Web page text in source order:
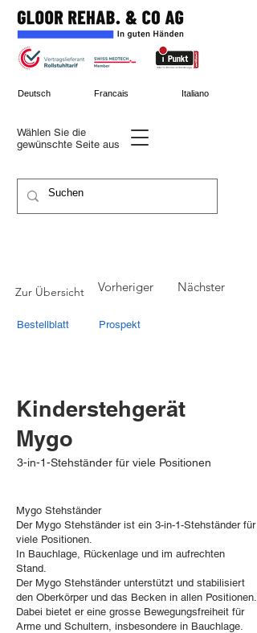
Wählen Sie die
gewünschte Seite aus
Deutsch Francais Italiano
Zur Übersicht
Bestellblatt
Vorheriger Nächster
Prospekt
Kinderstehgerät
Mygo
3-in-1-Stehständer für viele Positionen
Mygo Stehständer
Der Mygo Stehständer ist ein 3-in-1-Stehständer für
viele Positionen.
In Bauchlage, Rückenlage und im aufrechten
Stand.
Der Mygo Stehständer unterstützt und stabilisiert
den Oberkörper und das Becken in allen Positionen.
Dabei bietet er eine grosse Bewegungsfreiheit für
Arme und Schultern, insbesondere in Bauchlage.